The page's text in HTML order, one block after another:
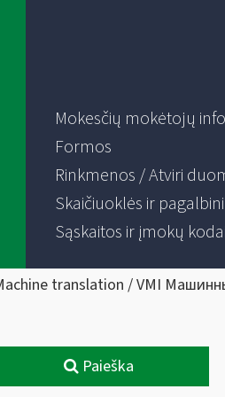
Mokesčių mokėtojų
Formos
Rinkmenos / Atviri
Skaičiuoklės ir
Sąskaitos ir įmokų kodai
translation / VMI
Paieška